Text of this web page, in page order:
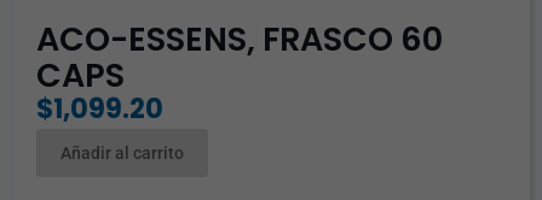
ACO-ESSENS, FRASCO 60
CAPS
$1,099.20
Añadir al carrito